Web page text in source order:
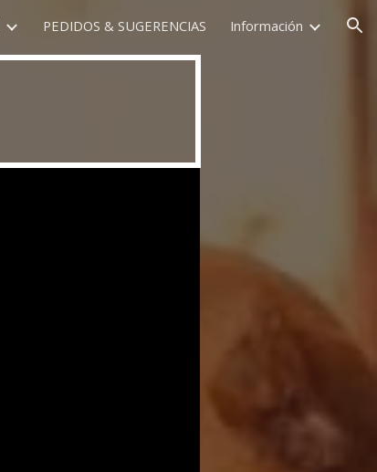
PEDIDOS & SUGERENCIAS Información